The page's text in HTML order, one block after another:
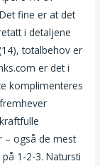
fine er at det
i detaljene
totalbehov er
er det i
komplimenteres
– også de mest
1-2-3. Natursti